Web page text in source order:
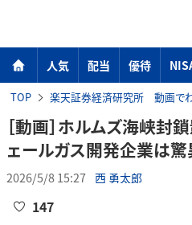
人気 配当 優待
TOP 楽天証券経済研究所 動画でわ
［動画］ホルムズ海峡封
ェールガス開発企業は
2026/5/8 15:27 西 勇太郎
147